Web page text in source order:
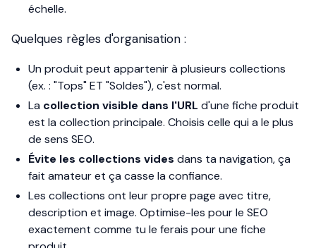
échelle.
Quelques règles d'organisation :
Un produit peut appartenir à plusieurs collections
(ex. : "Tops" ET "Soldes"), c'est normal.
La collection visible dans l'URL d'une fiche produit
est la collection principale. Choisis celle qui a le plus
de sens SEO.
Évite les collections vides dans ta navigation, ça
fait amateur et ça casse la confiance.
Les collections ont leur propre page avec titre,
description et image. Optimise-les pour le SEO
exactement comme tu le ferais pour une fiche